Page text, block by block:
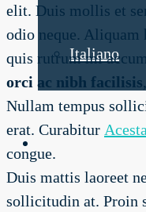
Italiano
elit. Duis mollis et
odio neque.
quis rutrum mi
orci ac nibh facilisis
Nullam tempus
erat. Curabitur
congue.
Duis mattis laoreet
sollicitudin at. Proin